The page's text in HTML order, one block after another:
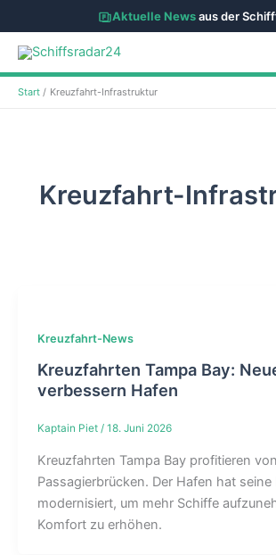
Aktuelle Newsaus der
Zum
Inhalt
springen
Start Kreuzfahrt-Infrastruktur
Kreuzfahrt-
Kreuzfahrt-News
Kreuzfahrten Tampa Bay:
verbessern Hafen
Kaptain Piet / 18. Juni 2026
Kreuzfahrten Tampa Bay profitieren
Passagierbrücken. Der Hafen hat
modernisiert, um mehr Schiffe
Komfort zu erhöhen.